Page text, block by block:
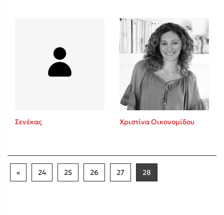
Σενέκας Χριστίνα Οικονομίδου
« 24 25 26 27 28